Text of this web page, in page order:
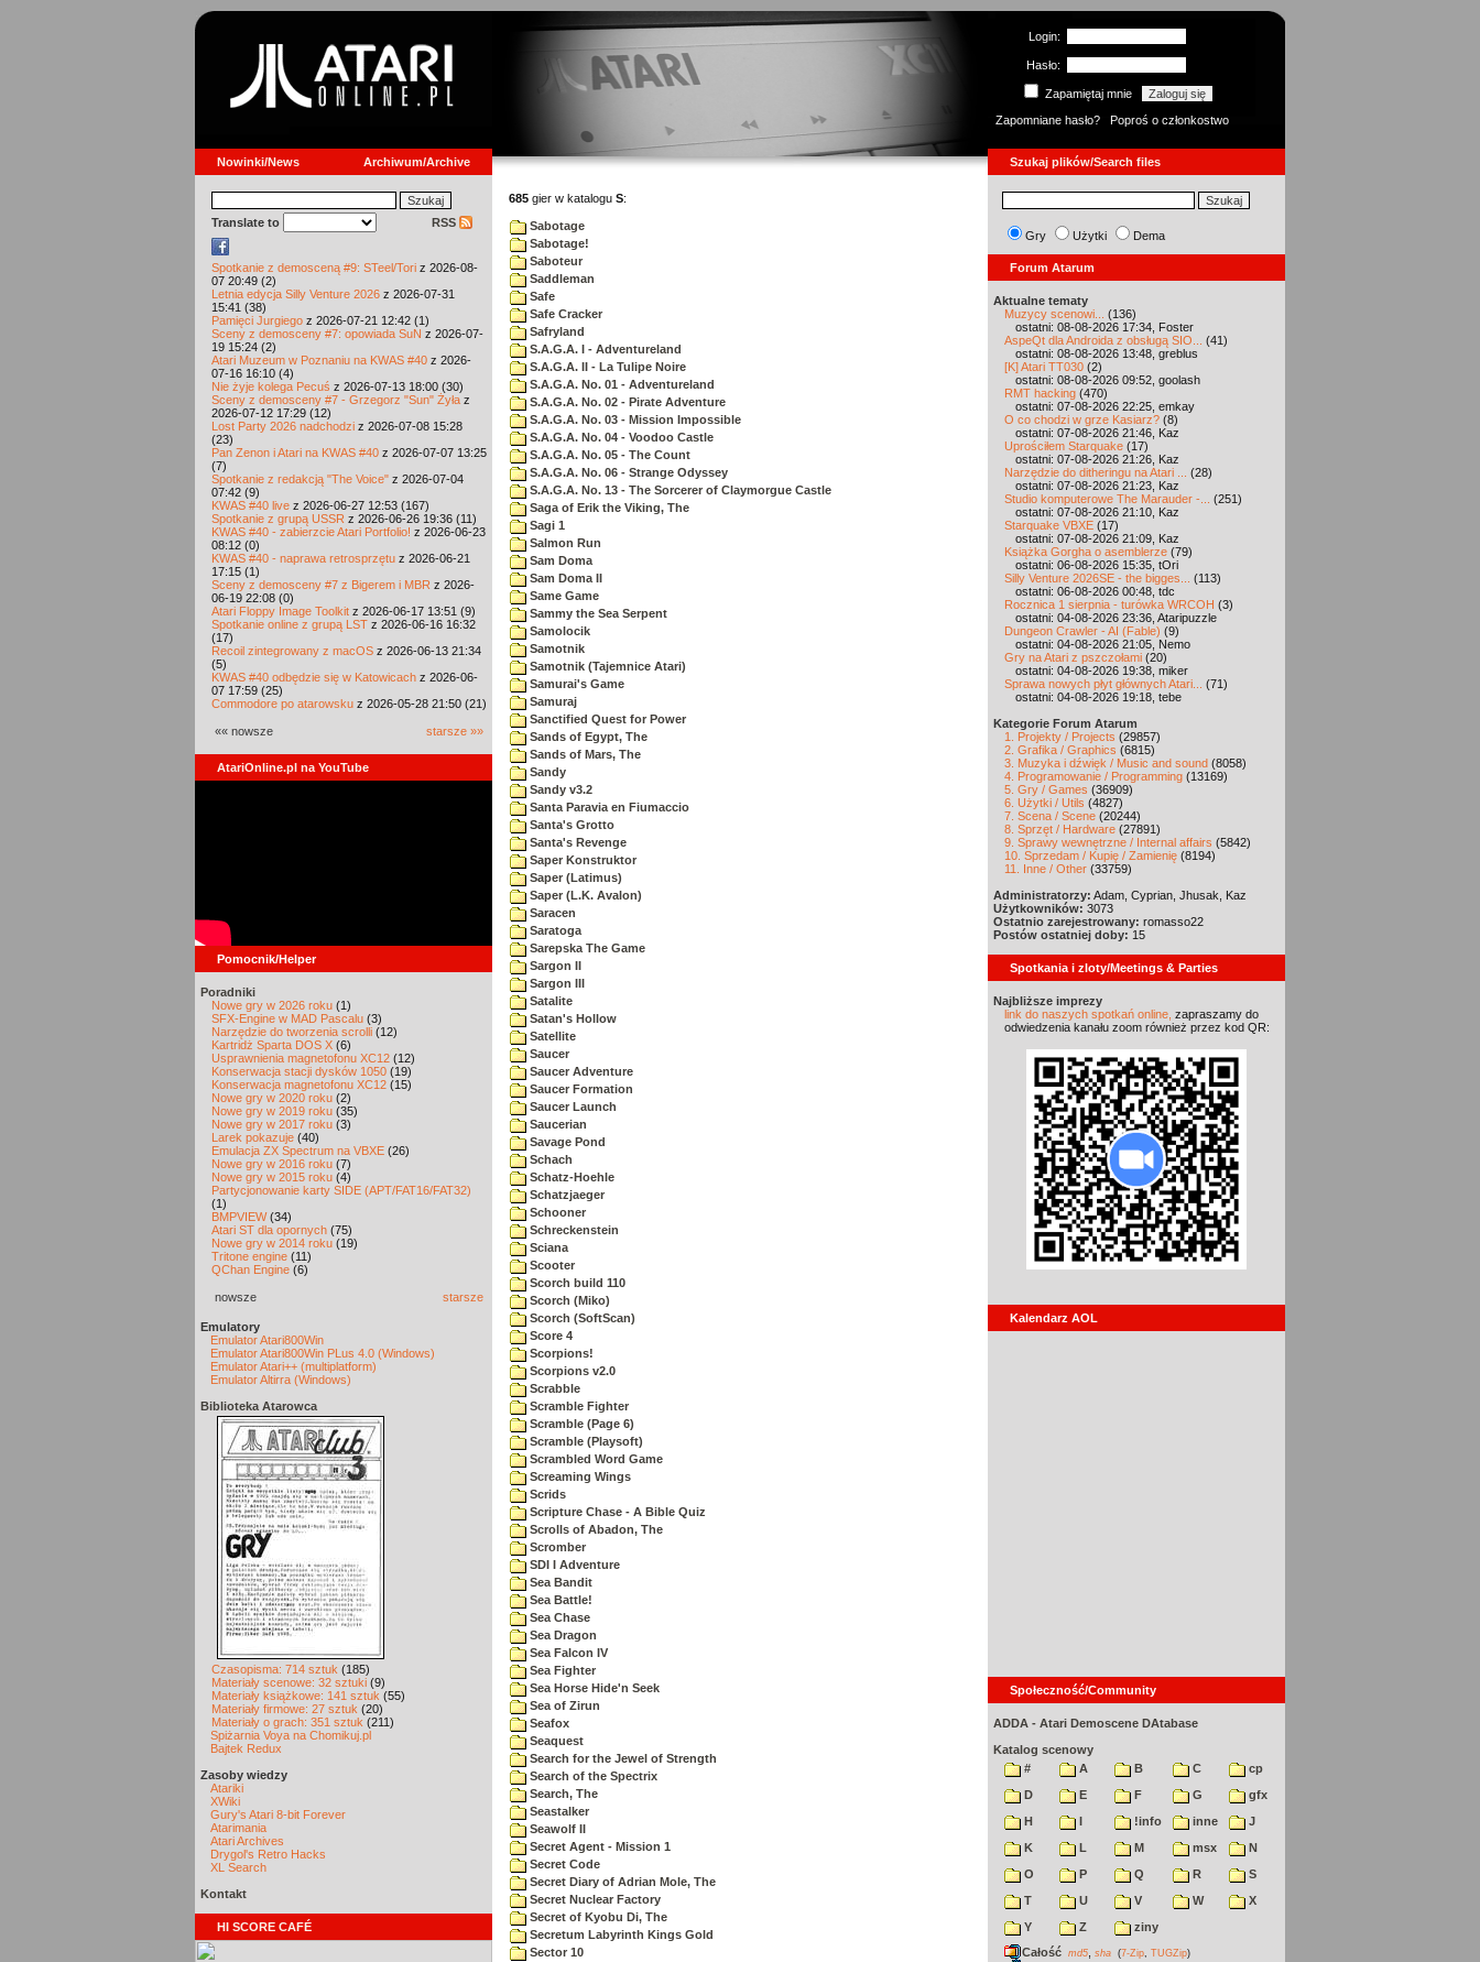
Login:
Hasło:
Zapamiętaj mnie
Zapomniane hasło?
Poproś o członkostwo
Nowinki/News Archiwum/Archive Szukaj plików/Search files
Translate to RSS
Spotkanie z demosceną #9: STeel/Tori z 2026-08-
07 20:49 (2)
Letnia edycja Silly Venture 2026 z 2026-07-31
15:41 (38)
Pamięci Jurgiego z 2026-07-21 12:42 (1)
Sceny z demosceny #7: opowiada SuN z 2026-07-
19 15:24 (2)
Atari Muzeum w Poznaniu na KWAS #40 z 2026-
07-16 16:10 (4)
Nie żyje kolega Pecuś z 2026-07-13 18:00 (30)
Sceny z demosceny #7 - Grzegorz "Sun" Żyła z
2026-07-12 17:29 (12)
Lost Party 2026 nadchodzi z 2026-07-08 15:28
(23)
Pan Zenon i Atari na KWAS #40 z 2026-07-07 13:25
(7)
Spotkanie z redakcją "The Voice" z 2026-07-04
07:42 (9)
KWAS #40 live z 2026-06-27 12:53 (167)
Spotkanie z grupą USSR z 2026-06-26 19:36 (11)
KWAS #40 - zabierzcie Atari Portfolio! z 2026-06-23
08:12 (0)
KWAS #40 - naprawa retrosprzętu z 2026-06-21
17:15 (1)
Sceny z demosceny #7 z Bigerem i MBR z 2026-
06-19 22:08 (0)
Atari Floppy Image Toolkit z 2026-06-17 13:51 (9)
Spotkanie online z grupą LST z 2026-06-16 16:32
(17)
Recoil zintegrowany z macOS z 2026-06-13 21:34
(5)
KWAS #40 odbędzie się w Katowicach z 2026-06-
07 17:59 (25)
Commodore po atarowsku z 2026-05-28 21:50 (21)
«« nowsze starsze »»
AtariOnline.pl na YouTube
Pomocnik/Helper
Poradniki
Nowe gry w 2026 roku (1)
SFX-Engine w MAD Pascalu (3)
Narzędzie do tworzenia scrolli (12)
Kartridż Sparta DOS X (6)
Usprawnienia magnetofonu XC12 (12)
Konserwacja stacji dysków 1050 (19)
Konserwacja magnetofonu XC12 (15)
Nowe gry w 2020 roku (2)
Nowe gry w 2019 roku (35)
Nowe gry w 2017 roku (3)
Larek pokazuje (40)
Emulacja ZX Spectrum na VBXE (26)
Nowe gry w 2016 roku (7)
Nowe gry w 2015 roku (4)
Partycjonowanie karty SIDE (APT/FAT16/FAT32)
(1)
BMPVIEW(34)
Atari ST dla opornych (75)
Nowe gry w 2014 roku (19)
Tritone engine (11)
QChan Engine (6)
nowsze starsze
Emulatory
Emulator Atari800Win
Emulator Atari800Win PLus 4.0 (Windows)
Emulator Atari++ (multiplatform)
Emulator Altirra (Windows)
Biblioteka Atarowca
Czasopisma: 714 sztuk (185)
Materiały scenowe: 32 sztuki (9)
Materiały książkowe: 141 sztuk (55)
Materiały firmowe: 27 sztuk (20)
Materiały o grach: 351 sztuk (211)
Spiżarnia Voya na Chomikuj.pl
Bajtek Redux
Zasoby wiedzy
Atariki
XWiki
Gury's Atari 8-bit Forever
Atarimania
Atari Archives
Drygol's Retro Hacks
XL Search
Kontakt
HI SCORE CAFÉ
685 gier w katalogu S:
Sabotage
Sabotage!
Saboteur
Saddleman
Safe
Safe Cracker
Safryland
S.A.G.A. I - Adventureland
S.A.G.A. II - La Tulipe Noire
S.A.G.A. No. 01 - Adventureland
S.A.G.A. No. 02 - Pirate Adventure
S.A.G.A. No. 03 - Mission Impossible
S.A.G.A. No. 04 - Voodoo Castle
S.A.G.A. No. 05 - The Count
S.A.G.A. No. 06 - Strange Odyssey
S.A.G.A. No. 13 - The Sorcerer of Claymorgue Castle
Saga of Erik the Viking, The
Sagi 1
Salmon Run
Sam Doma
Sam Doma II
Same Game
Sammy the Sea Serpent
Samolocik
Samotnik
Samotnik (Tajemnice Atari)
Samurai's Game
Samuraj
Sanctified Quest for Power
Sands of Egypt, The
Sands of Mars, The
Sandy
Sandy v3.2
Santa Paravia en Fiumaccio
Santa's Grotto
Santa's Revenge
Saper Konstruktor
Saper (Latimus)
Saper (L.K. Avalon)
Saracen
Saratoga
Sarepska The Game
Sargon II
Sargon III
Satalite
Satan's Hollow
Satellite
Saucer
Saucer Adventure
Saucer Formation
Saucer Launch
Saucerian
Savage Pond
Schach
Schatz-Hoehle
Schatzjaeger
Schooner
Schreckenstein
Sciana
Scooter
Scorch build 110
Scorch (Miko)
Scorch (SoftScan)
Score 4
Scorpions!
Scorpions v2.0
Scrabble
Scramble Fighter
Scramble (Page 6)
Scramble (Playsoft)
Scrambled Word Game
Screaming Wings
Scrids
Scripture Chase - A Bible Quiz
Scrolls of Abadon, The
Scromber
SDI I Adventure
Sea Bandit
Sea Battle!
Sea Chase
Sea Dragon
Sea Falcon IV
Sea Fighter
Sea Horse Hide'n Seek
Sea of Zirun
Seafox
Seaquest
Search for the Jewel of Strength
Search of the Spectrix
Search, The
Seastalker
Seawolf II
Secret Agent - Mission 1
Secret Code
Secret Diary of Adrian Mole, The
Secret Nuclear Factory
Secret of Kyobu Di, The
Secretum Labyrinth Kings Gold
Sector 10
Gry Użytki Dema
Forum Atarum
Aktualne tematy
Muzycy scenowi...
(136)
ostatni: 08-08-2026 17:34, Foster
AspeQt dla Androida z obsługą SIO...
(41)
ostatni: 08-08-2026 13:48, greblus
[K] Atari TT030 (2)
ostatni: 08-08-2026 09:52, goolash
RMT hacking (470)
ostatni: 07-08-2026 22:25, emkay
O co chodzi w grze Kasiarz? (8)
ostatni: 07-08-2026 21:46, Kaz
Uprościłem Starquake (17)
ostatni: 07-08-2026 21:26, Kaz
Narzędzie do ditheringu na Atari ...
(28)
ostatni: 07-08-2026 21:23, Kaz
Studio komputerowe The Marauder -...
(251)
ostatni: 07-08-2026 21:10, Kaz
Starquake VBXE (17)
ostatni: 07-08-2026 21:09, Kaz
Książka Gorgha o asemblerze (79)
ostatni: 06-08-2026 15:35, tOri
Silly Venture 2026SE - the bigges...
(113)
ostatni: 06-08-2026 00:48, tdc
Rocznica 1 sierpnia - turówka WRCOH (3)
ostatni: 04-08-2026 23:36, Ataripuzzle
Dungeon Crawler - AI (Fable) (9)
ostatni: 04-08-2026 21:05, Nemo
Gry na Atari z pszczołami (20)
ostatni: 04-08-2026 19:38, miker
Sprawa nowych płyt głównych Atari...
(71)
ostatni: 04-08-2026 19:18, tebe
Kategorie Forum Atarum
1. Projekty / Projects (29857)
2. Grafika / Graphics (6815)
3. Muzyka i dźwięk / Music and sound (8058)
4. Programowanie / Programming (13169)
5. Gry / Games (36909)
6. Użytki / Utils (4827)
7. Scena / Scene (20244)
8. Sprzęt / Hardware (27891)
9. Sprawy wewnętrzne / Internal affairs (5842)
10. Sprzedam / Kupię / Zamienię (8194)
11. Inne / Other (33759)
Administratorzy: Adam, Cyprian, Jhusak, Kaz
Użytkowników: 3073
Ostatnio zarejestrowany: romasso22
Postów ostatniej doby: 15
Spotkania i zloty/Meetings & Parties
Najbliższe imprezy
link do naszych spotkań online, zapraszamy do
odwiedzenia kanału zoom również przez kod QR:
Kalendarz AOL
Społeczność/Community
ADDA - Atari Demoscene DAtabase
Katalog scenowy
#
A B C
cp
D
E F G
gfx
H
I !info inne
J
K
L M msx
N
O
P Q R
S
T
U V W
X
Y
Z
ziny
Całość md5 sha (7-Zip TUGZip)